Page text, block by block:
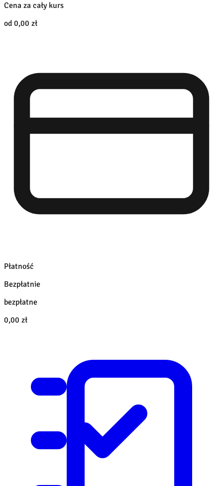
Cena za cały kurs
od 0,00 zł
Płatność
Bezpłatnie
bezpłatne
0,00 zł